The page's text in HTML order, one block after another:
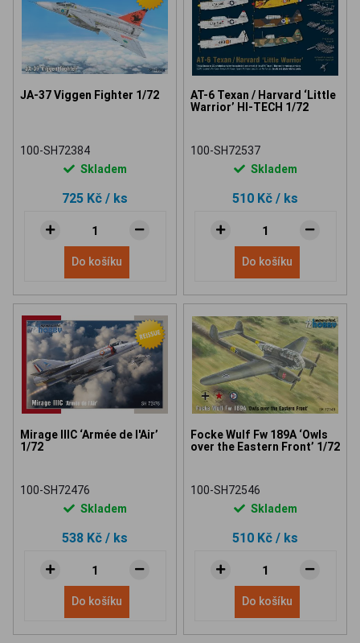
JA-37 Viggen Fighter 1/72
100-SH72384
Skladem
725 Kč / ks
Do košíku
AT-6 Texan / Harvard ‘Little
Warrior’ HI-TECH 1/72
100-SH72537
Skladem
510 Kč / ks
Do košíku
Mirage IIIC ‘Armée de l'Air’
1/72
100-SH72476
Skladem
538 Kč / ks
Do košíku
Focke Wulf Fw 189A ‘Owls
over the Eastern Front’ 1/72
100-SH72546
Skladem
510 Kč / ks
Do košíku